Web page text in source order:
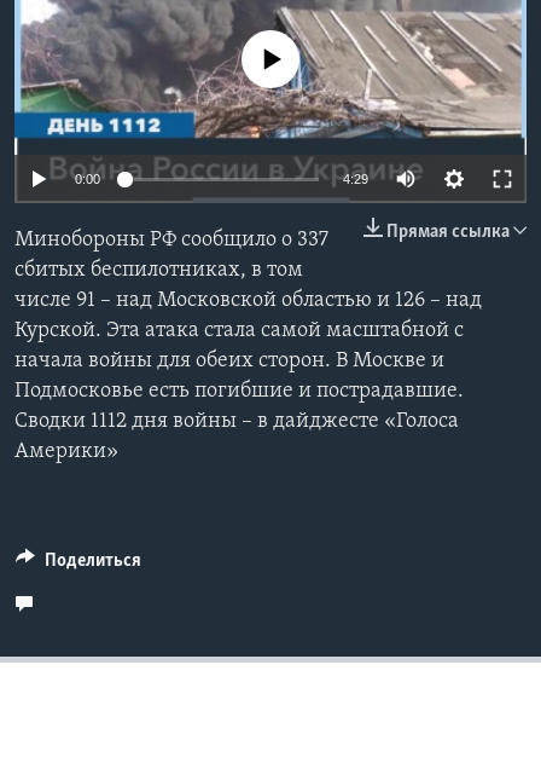
Learning English
СОЦИАЛЬНЫЕ СЕТИ
480p
No media source currently available
0:00 4:29 Auto
480p
1080p
Прямая ссылка
Минобороны РФ сообщило о 337
сбитых беспилотниках, в том
числе 91 – над Московской областью и 126 – над
Курской. Эта атака стала самой масштабной с
начала войны для обеих сторон. В Москве и
Подмосковье есть погибшие и пострадавшие.
Сводки 1112 дня войны – в дайджесте «Голоса
Америки»
Поделиться